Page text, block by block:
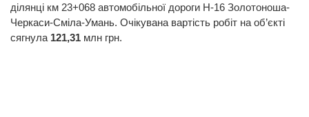
ділянці км 23+068 автомобільної дороги Н-16 Золотоноша-
Черкаси-Сміла-Умань. Очікувана вартість робіт на об’єкті
сягнула 121,31 млн грн.